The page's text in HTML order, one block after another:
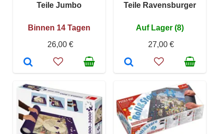
Teile Jumbo
Binnen 14 Tagen
26,00 €
Teile Ravensburger
Auf Lager (8)
27,00 €